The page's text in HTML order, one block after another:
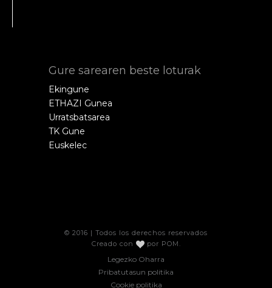
Gure sarearen beste loturak
Ekingune
ETHAZI Gunea
Urratsbatsarea
TK Gune
Euskelec
© 2016 | Todos los derechos reservados
Creado con
por POM .
Legezko Oharra
Pribatutasun politika
Cookie politika